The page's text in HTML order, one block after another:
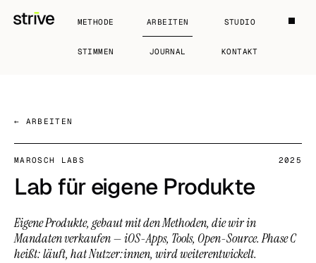
METHODE ARBEITEN STUDIO
STIMMEN JOURNAL KONTAKT
← ARBEITEN
MAROSCH LABS 2025
Lab für eigene Produkte
Eigene Produkte, gebaut mit den Methoden, die wir in
Mandaten verkaufen — iOS-Apps, Tools, Open-Source. Phase C
heißt: läuft, hat Nutzer:innen, wird weiterentwickelt.